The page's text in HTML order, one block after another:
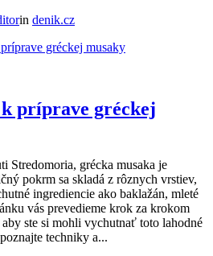
in denik.cz
príprave gréckej
Stredomoria, grécka musaka je
pokrm sa skladá z rôznych vrstiev,
ingrediencie ako baklažán, mleté
vás prevedieme krok za krokom
ste si mohli vychutnať toto lahodné
techniky a...